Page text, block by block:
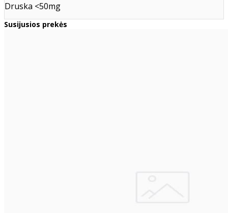
Druska <50mg
Susijusios prekės